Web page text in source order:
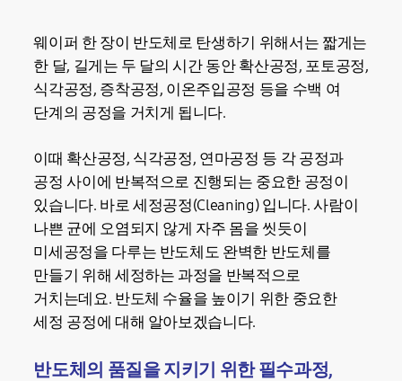
웨이퍼 한 장이 반도체로 탄생하기 위해서는 짧게는
한 달, 길게는 두 달의 시간 동안 확산공정, 포토공정,
식각공정, 증착공정, 이온주입공정 등을 수백 여
단계의 공정을 거치게 됩니다.
이때 확산공정, 식각공정, 연마공정 등 각 공정과
공정 사이에 반복적으로 진행되는 중요한 공정이
있습니다. 바로 세정공정(Cleaning) 입니다. 사람이
나쁜 균에 오염되지 않게 자주 몸을 씻듯이
미세공정을 다루는 반도체도 완벽한 반도체를
만들기 위해 세정하는 과정을 반복적으로
거치는데요. 반도체 수율을 높이기 위한 중요한
세정 공정에 대해 알아보겠습니다.
반도체의 품질을 지키기 위한 필수과정,